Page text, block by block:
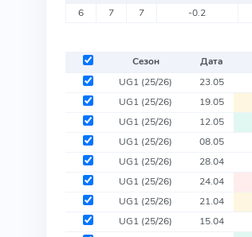
6 7 7 -0.2
Сезон Дата
UG1 (25/26) 23.05
UG1 (25/26) 19.05
UG1 (25/26) 12.05
UG1 (25/26) 08.05
UG1 (25/26) 28.04
UG1 (25/26) 24.04
UG1 (25/26) 21.04
UG1 (25/26) 15.04